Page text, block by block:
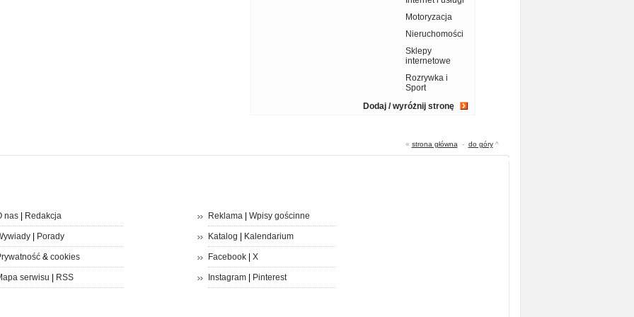
Motoryzacja
Nieruchomości
Sklepy
internetowe
Rozrywka i
Sport
Dodaj / wyróżnij stronę
« strona główna - do góry^
nas| Redakcja
| Porady
& cookies
serwisu | RSS
Reklama | Wpisy gościnne
Katalog | Kalendarium
Facebook| X
Instagram| Pinterest